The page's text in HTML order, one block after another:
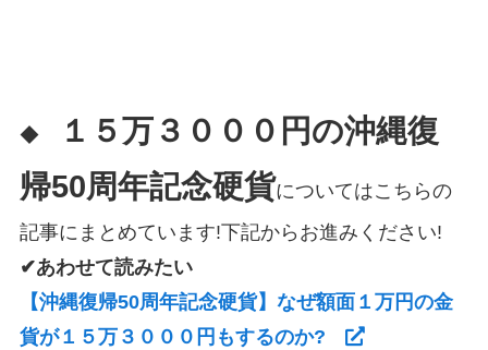
◆ １５万３０００円の沖縄復
帰50周年記念硬貨についてはこちらの
記事にまとめています!下記からお進みください!
✔あわせて読みたい
【沖縄復帰50周年記念硬貨】なぜ額面１万円の金
貨が１５万３０００円もするのか?